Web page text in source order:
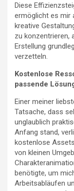
Diese
ermöglicht es mir
kreative
zu konzentrieren,
Erstellung
verzetteln.
Kostenlose
passende
Einer meiner
Tatsache, dass
unglaublich
Anfang stand,
kostenlose
von kleinen
benötigte, um
Arbeitsabläufen